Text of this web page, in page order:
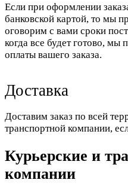
Если при оформлении
банковской картой, то мы
оговорим с вами сроки
когда все будет готово,
оплаты вашего заказа.
Доставка
Доставим заказ по всей
транспортной компании,
Курьерские и
компании